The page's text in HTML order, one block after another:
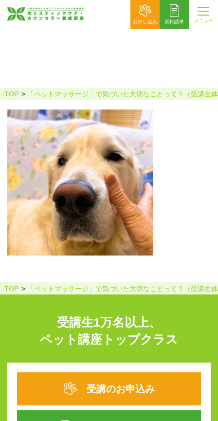
お申し込み 資料請求 メニュー
TOP 「ペットマッサージ」で気づいた大切なことって？（受講生
TOP 「ペットマッサージ」で気づいた大切なことって？（受講生
受講生1万名以上、
ペット講座トップクラス
受講のお申込み